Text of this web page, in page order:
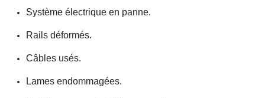
Système électrique en panne.
Rails déformés.
Câbles usés.
Lames endommagées.